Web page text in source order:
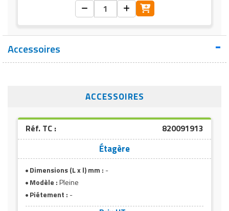
Accessoires
ACCESSOIRES
Réf. TC : 820091913
Étagère
Dimensions (L x l) mm : -
Modèle :Pleine
Piétement : -